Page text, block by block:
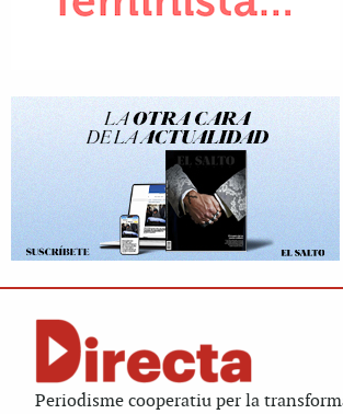
Periodisme cooperatiu per la